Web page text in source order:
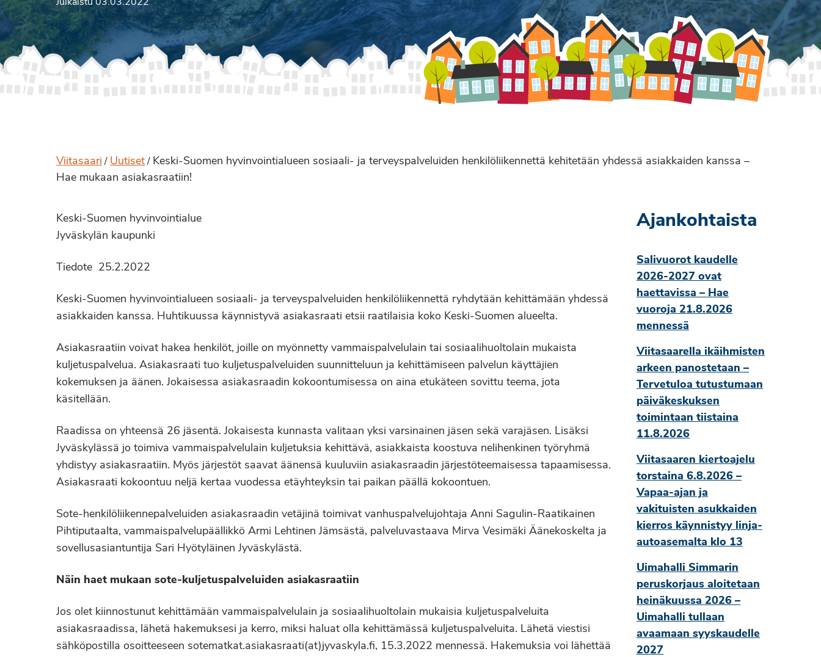
Julkaistu 03.03.2022
Viitasaari / Uutiset / Keski-Suomen hyvinvointialueen sosiaali- ja terveyspalveluiden henkilöliikennettä kehitetään yhdessä asiakkaiden kanssa –
Hae mukaan asiakasraatiin!
Keski-Suomen hyvinvointialue
Jyväskylän kaupunki
Tiedote 25.2.2022
Keski-Suomen hyvinvointialueen sosiaali- ja terveyspalveluiden henkilöliikennettä ryhdytään kehittämään yhdessä
asiakkaiden kanssa. Huhtikuussa käynnistyvä asiakasraati etsii raatilaisia koko Keski-Suomen alueelta.
Asiakasraatiin voivat hakea henkilöt, joille on myönnetty vammaispalvelulain tai sosiaalihuoltolain mukaista
kuljetuspalvelua. Asiakasraati tuo kuljetuspalveluiden suunnitteluun ja kehittämiseen palvelun käyttäjien
kokemuksen ja äänen. Jokaisessa asiakasraadin kokoontumisessa on aina etukäteen sovittu teema, jota
käsitellään.
Raadissa on yhteensä 26 jäsentä. Jokaisesta kunnasta valitaan yksi varsinainen jäsen sekä varajäsen. Lisäksi
Jyväskylässä jo toimiva vammaispalvelulain kuljetuksia kehittävä, asiakkaista koostuva nelihenkinen työryhmä
yhdistyy asiakasraatiin. Myös järjestöt saavat äänensä kuuluviin asiakasraadin järjestöteemaisessa tapaamisessa.
Asiakasraati kokoontuu neljä kertaa vuodessa etäyhteyksin tai paikan päällä kokoontuen.
Sote-henkilöliikennepalveluiden asiakasraadin vetäjinä toimivat vanhuspalvelujohtaja Anni Sagulin-Raatikainen
Pihtiputaalta, vammaispalvelupäällikkö Armi Lehtinen Jämsästä, palveluvastaava Mirva Vesimäki Äänekoskelta ja
sovellusasiantuntija Sari Hyötyläinen Jyväskylästä.
Näin haet mukaan sote-kuljetuspalveluiden asiakasraatiin
Jos olet kiinnostunut kehittämään vammaispalvelulain ja sosiaalihuoltolain mukaisia kuljetuspalveluita
asiakasraadissa, lähetä hakemuksesi ja kerro, miksi haluat olla kehittämässä kuljetuspalveluita. Lähetä viestisi
sähköpostilla osoitteeseen sotematkat.asiakasraati(at)jyvaskyla.fi, 15.3.2022 mennessä. Hakemuksia voi lähettää
Ajankohtaista
Salivuorot kaudelle
2026-2027 ovat
haettavissa – Hae
vuoroja 21.8.2026
mennessä
Viitasaarella ikäihmisten
arkeen panostetaan –
Tervetuloa tutustumaan
päiväkeskuksen
toimintaan tiistaina
11.8.2026
Viitasaaren kiertoajelu
torstaina 6.8.2026 –
Vapaa-ajan ja
vakituisten asukkaiden
kierros käynnistyy linja-
autoasemalta klo 13
Uimahalli Simmarin
peruskorjaus aloitetaan
heinäkuussa 2026 –
Uimahalli tullaan
avaamaan syyskaudelle
2027